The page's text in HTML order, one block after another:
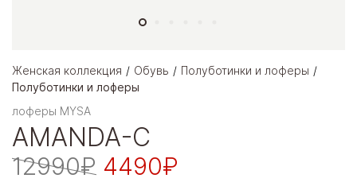
Женская коллекция Обувь
Полуботинки и лоферы
Полуботинки и лоферы
лоферы MYSA
AMANDA-C
12990₽ 4490₽